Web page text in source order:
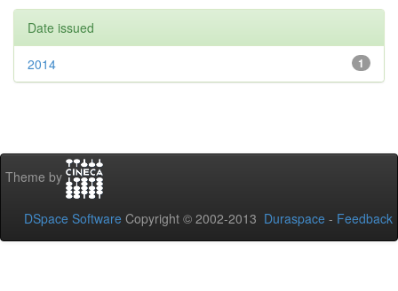
Date issued
1
2014
Theme by
DSpace Software Copyright © 2002-2013 Duraspace - Feedback